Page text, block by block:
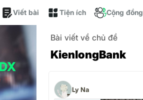
Viết bài Tiện ích Cộng đồng
Bài viết về chủ đề
KienlongBank
Ly Na